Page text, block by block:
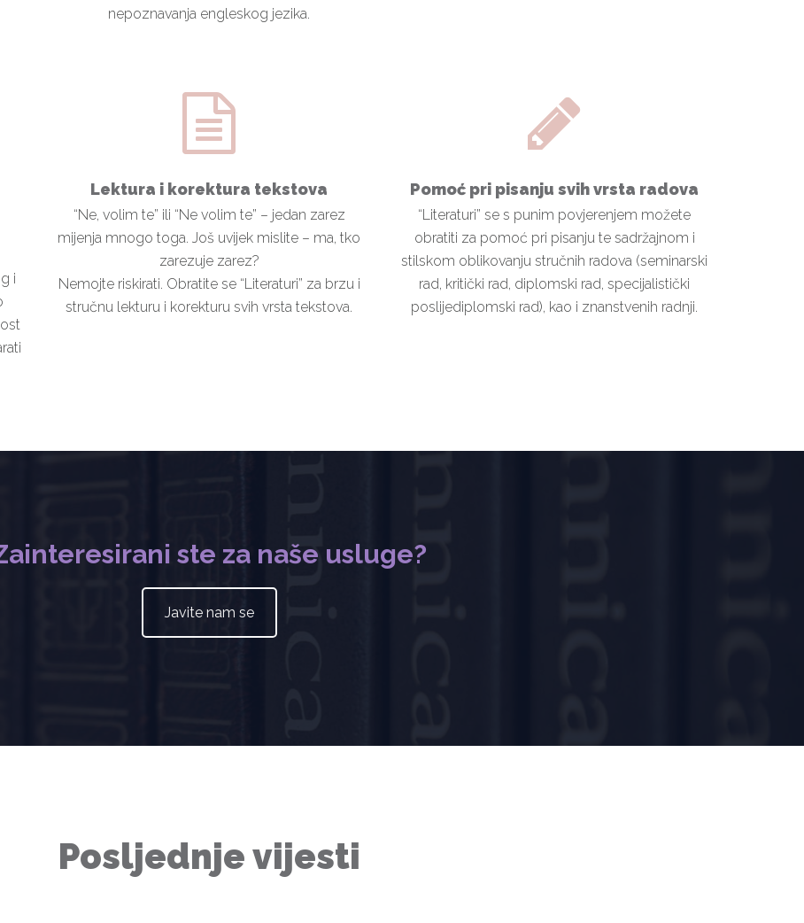
nepoznavanja engleskog jezika.
i
Lektura i korektura tekstova
“Ne, volim te” ili “Ne volim te” – jedan zarez
mijenja mnogo toga. Još uvijek mislite – ma, tko
zarezuje zarez?
Nemojte riskirati. Obratite se “Literaturi” za brzu i
stručnu lekturu i korekturu svih vrsta tekstova.
Pomoć pri pisanju svih vrsta radova
“Literaturi” se s punim povjerenjem možete
obratiti za pomoć pri pisanju te sadržajnom i
stilskom oblikovanju stručnih radova (seminarski
rad, kritički rad, diplomski rad, specijalistički
poslijediplomski rad), kao i znanstvenih radnji.
ste za naše usluge?
Javite nam se
Posljednje vijesti